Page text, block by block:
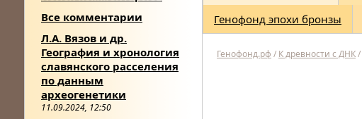
Все комментарии
Л.А. Вязов и др.
География и хронология
славянского расселения
по данным
археогенетики
11.09.2024, 12:50
Генофонд эпохи бронзы
Генофонд.рф / К древности с ДНК/